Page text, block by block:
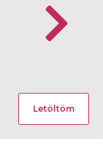
Letöltöm